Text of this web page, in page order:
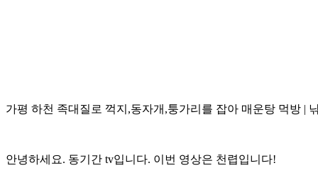
가평 하천 족대질로 꺽지,동자개,퉁가리를 잡아 매운탕 먹방 |
안녕하세요. 동기간 tv입니다. 이번 영상은 천렵입니다!